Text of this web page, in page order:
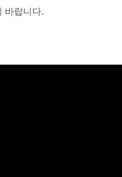
바랍니다.